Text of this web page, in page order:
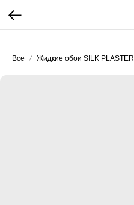
Все Жидкие обои SILK PLASTER